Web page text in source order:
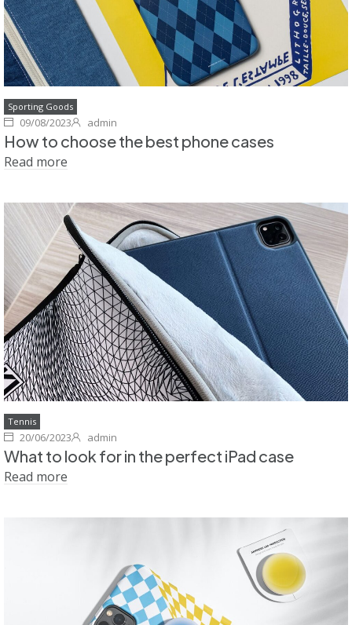
Sporting Goods
09/08/2023 admin
How to choose the best phone cases
Read more
Tennis
20/06/2023 admin
What to look for in the perfect iPad case
Read more